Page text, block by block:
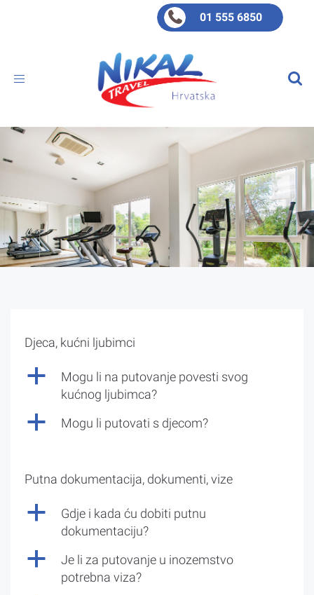
01 555 6850
Toggle
Djeca, kućni ljubimci
a
Mogu li na putovanje povesti svog
kućnog ljubimca?
a Mogu li putovati s djecom?
Putna dokumentacija, dokumenti, vize
a
Gdje i kada ću dobiti putnu
dokumentaciju?
a
Je li za putovanje u inozemstvo
potrebna viza?